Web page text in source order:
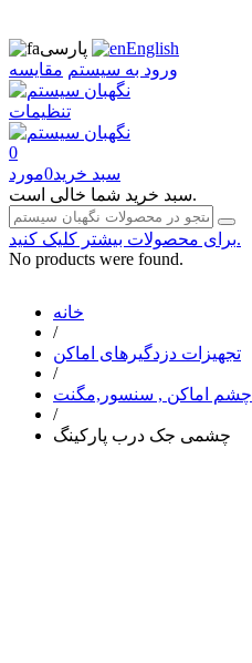
پارسی
English
ورود به سیستم مقایسه
تنظیمات
0
سبد خرید0مورد
سبد خرید شما خالی است.
برای محصولات بیشتر کلیک کنید.
No products were found.
خانه
/
تجهیزات دزدگیرهای اماکن
/
چشم اماکن , سنسور,مگنت
/
چشمی جک درب پارکینگ